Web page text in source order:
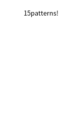
15patterns!